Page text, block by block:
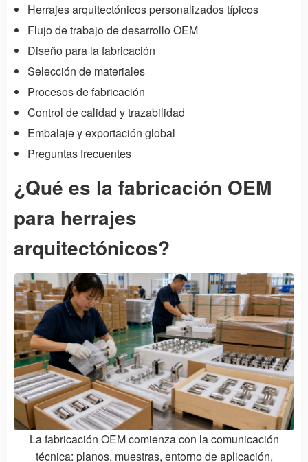
Herrajes arquitectónicos personalizados típicos
Flujo de trabajo de desarrollo OEM
Diseño para la fabricación
Selección de materiales
Procesos de fabricación
Control de calidad y trazabilidad
Embalaje y exportación global
Preguntas frecuentes
¿Qué es la fabricación OEM
para herrajes
arquitectónicos?
La fabricación OEM comienza con la comunicación
técnica: planos, muestras, entorno de aplicación,